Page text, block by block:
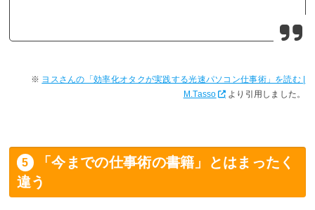
ヨスさんの「効率化オタクが実践する光速パソコン仕事術」を読む |
M.Tasso
より引用しました。
「今までの仕事術の書籍」とはまったく
違う